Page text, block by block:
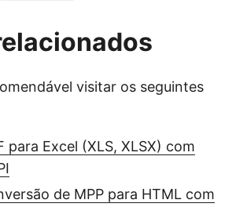
visitar os seguintes
para Excel (XLS, XLSX) com
de MPP para HTML com